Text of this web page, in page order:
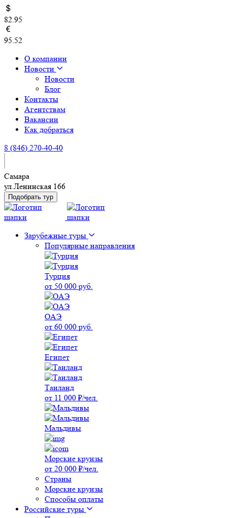
82.95
95.52
О компании
Новости
Новости
Блог
Контакты
Агентствам
Вакансии
Как добраться
8 (846) 270-40-40
Самара
ул.Ленинская 166
Подобрать тур
Зарубежные туры
Популярные направления
Турция
от 50 000 руб.
ОАЭ
от 60 000 руб.
Египет
Таиланд
от 11 000 ₽/чел.
Мальдивы
Морские круизы
от 20 000 ₽/чел.
Страны
Морские круизы
Способы оплаты
Российские туры